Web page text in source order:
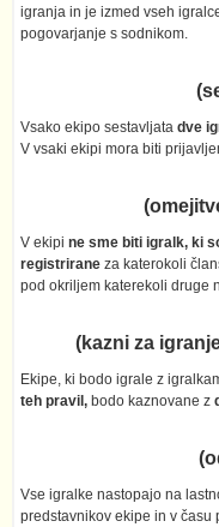
igranja in je izmed vseh
pogovarjanje s sodnikom.
Vsako ekipo sestavljata dve
V vsaki ekipi mora biti
V ekipi ne sme biti igralk, ki
registrirane za katerokoli
pod okriljem katerekoli druge
(kazni za
Ekipe, ki bodo igrale z
teh pravil, bodo kaznovane z
Vse igralke nastopajo na
predstavnikov ekipe in v času